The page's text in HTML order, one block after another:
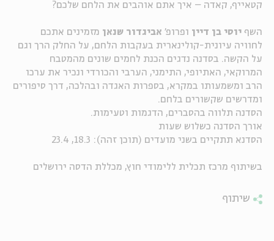
קטאייף, קאדה – איך אתם אוהבים את הלחם שלכם?
השף יוסי בן דיין ופרופ' אביגדור שנאן מזמינים אתכם
לחוויה עיונית-קולינארית בעקבות הלחם, על החלק הרך וגם
על הקשה. בסדנה נדגים הכנת לחמים שונים מהמטבח
המרוקאי, האתיופי, התימני, הערבי והכורדי ונכיר את ערכו
הרב ומשמעותו במקרא, בספרות האגדה ובהלכה, דרך סיפורים
ומדרשים שקשורים בלחם.
הסדנה תלווה בהסברים, הדגמות וטעימות.
אורך הסדנה כשלוש שעות
הסדנא תתקיים בשני מועדים (תוכן זהה): 18.3, 23.4
בשיתוף מרכז תכלית ללימודי חוץ, מכללת הדסה ירושלים
שיתוף